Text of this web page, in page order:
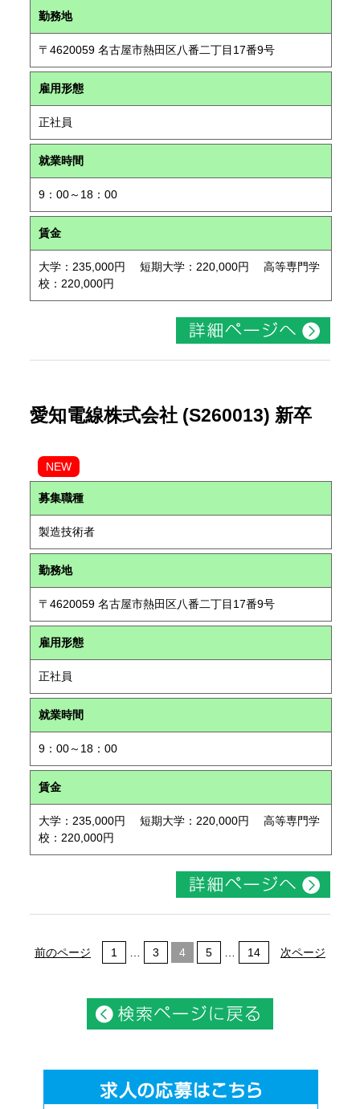
勤務地
〒4620059 名古屋市熱田区八番二丁目17番9号
雇用形態
正社員
就業時間
9：00～18：00
賃金
大学：235,000円 短期大学：220,000円 高等専門学
校：220,000円
愛知電線株式会社 (S260013) 新卒
NEW
募集職種
製造技術者
勤務地
〒4620059 名古屋市熱田区八番二丁目17番9号
雇用形態
正社員
就業時間
9：00～18：00
賃金
大学：235,000円 短期大学：220,000円 高等専門学
校：220,000円
前のページ 1 3 4 5 14 次ページ